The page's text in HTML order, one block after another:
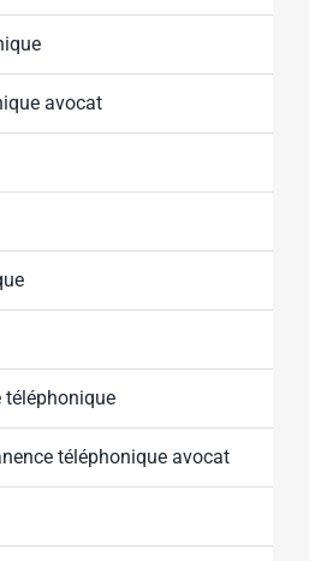
avocat
téléphonique
téléphonique avocat